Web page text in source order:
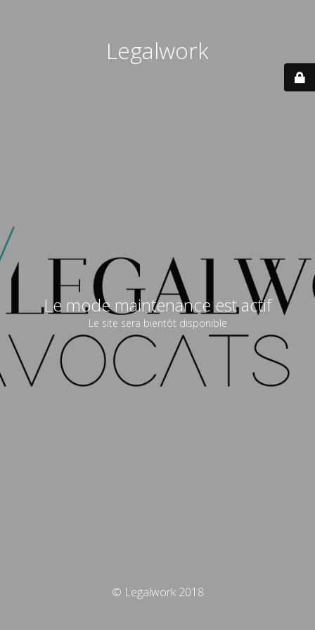
Legalwork
Le mode maintenance est actif
Le site sera bientôt disponible
© Legalwork 2018